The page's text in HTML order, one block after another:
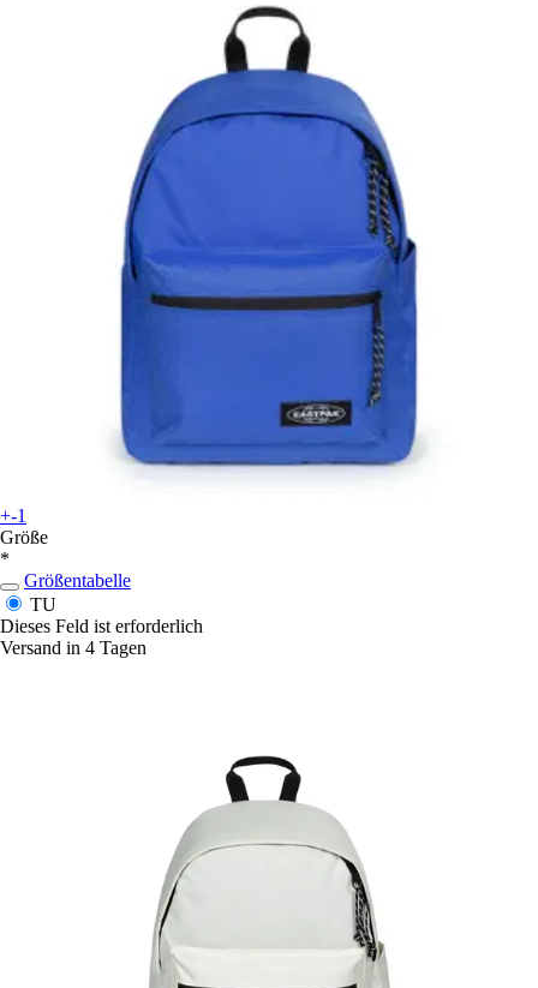
+-1
Größe
*
Größentabelle
TU
Dieses Feld ist erforderlich
Versand in 4 Tagen